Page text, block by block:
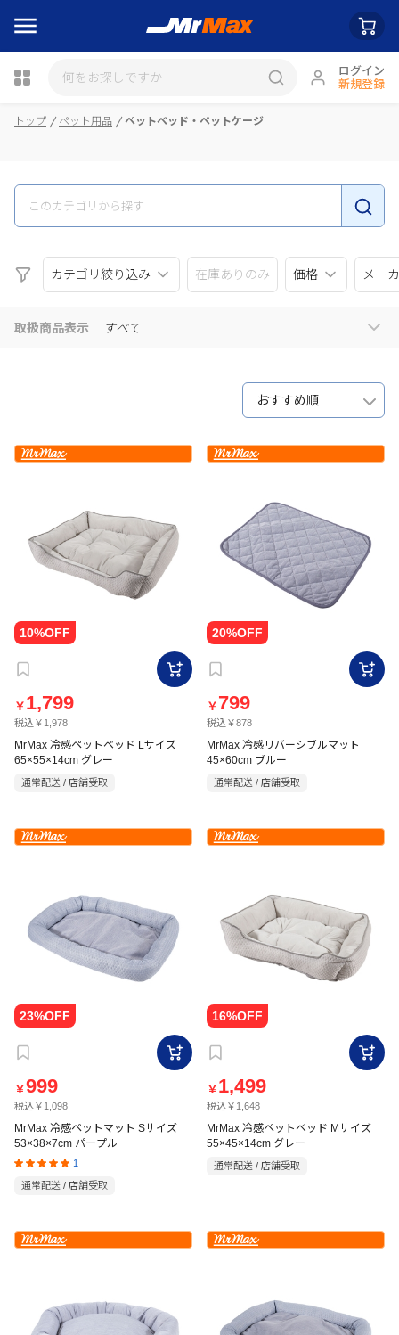
ログイン
新規登録
瓶詰
トップ ペット用品 ペットベッド・ペットケージ
カテゴリ絞り込み 在庫ありのみ 価格 メー
取扱商品表示 すべて
おすすめ順
￥ 1,799
税込￥1,978
MrMax 冷感ペットベッド Lサイズ
65×55×14cm グレー
通常配送 / 店舗受取
￥ 799
税込￥878
MrMax 冷感リバーシブルマット
45×60cm ブルー
通常配送 / 店舗受取
￥999
税込￥1,098
MrMax 冷感ペットマット Sサイズ
53×38×7cm パープル
1
通常配送 / 店舗受取
￥ 1,499
税込￥1,648
MrMax 冷感ペットベッド Mサイズ
55×45×14cm グレー
通常配送 / 店舗受取